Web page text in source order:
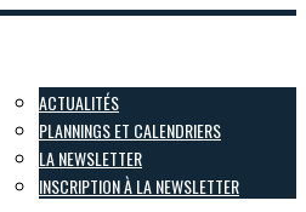
ACTUALITÉS
PLANNINGS ET CALENDRIERS
LA NEWSLETTER
INSCRIPTION À LA NEWSLETTER